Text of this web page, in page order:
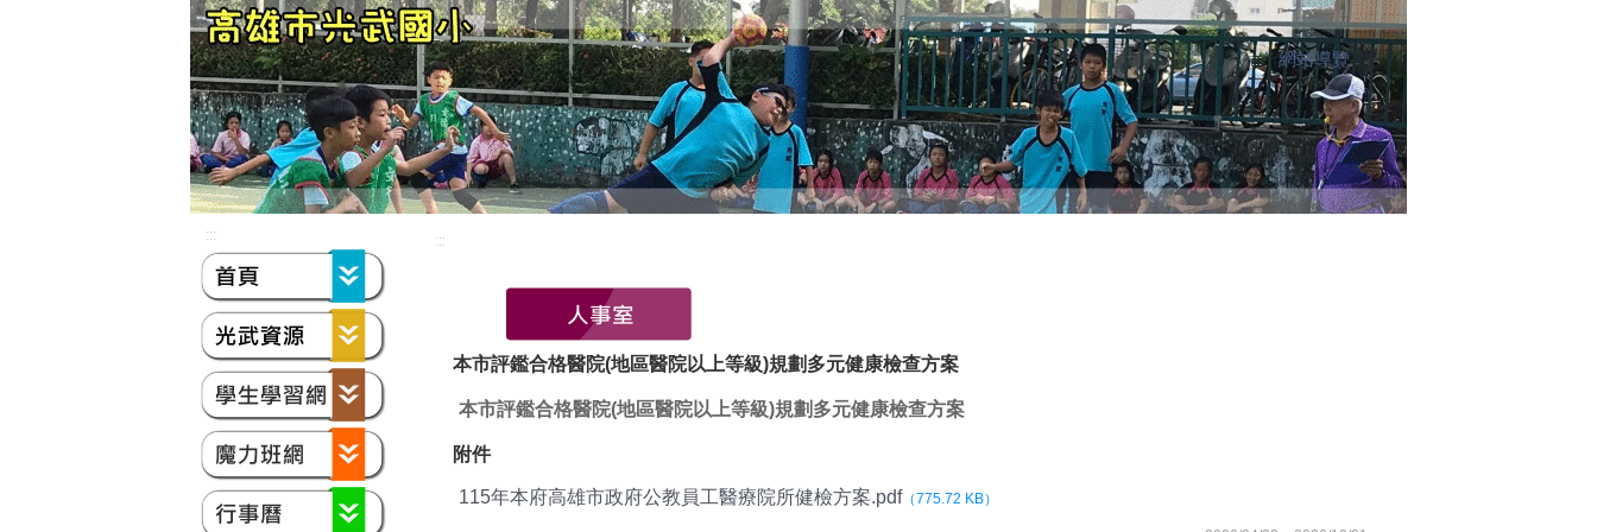
::: 網站導覽
::: :::
本市評鑑合格醫院(地區醫院以上等級)規劃多元健康檢查方案
本市評鑑合格醫院(地區醫院以上等級)規劃多元健康檢查方案
附件
115年本府高雄市政府公教員工醫療院所健檢方案.pdf（775.72 KB）